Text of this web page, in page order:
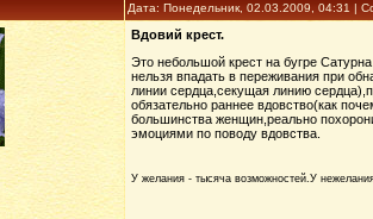
Дата: Понедельник, 02.03.2009, 04:31 |
Вдовий крест.
Это небольшой крест на бугре
нельзя впадать в переживания при
линии сердца,секущая линию
обязательно раннее вдовство(как
большинства женщин,реально
эмоциями по поводу вдовства.
У желания - тысяча возможностей.У